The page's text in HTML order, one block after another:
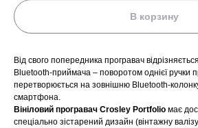
В корзину
Від свого попередника програвач
Bluetooth-приймача – поворотом однієї ручки
перетворюється на зовнішню Bluetooth-
смартфона.
Вініловий програвач Crosley Portfolio має
спеціально зістарений дизайн (вінтажну